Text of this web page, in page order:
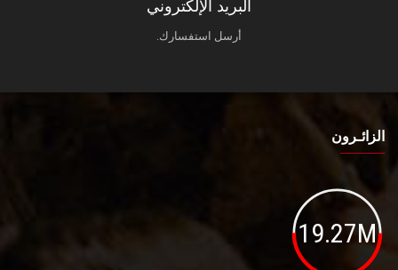
البريد الإلكتروني
أرسل استفسارك.
الزائـرون
19.27M